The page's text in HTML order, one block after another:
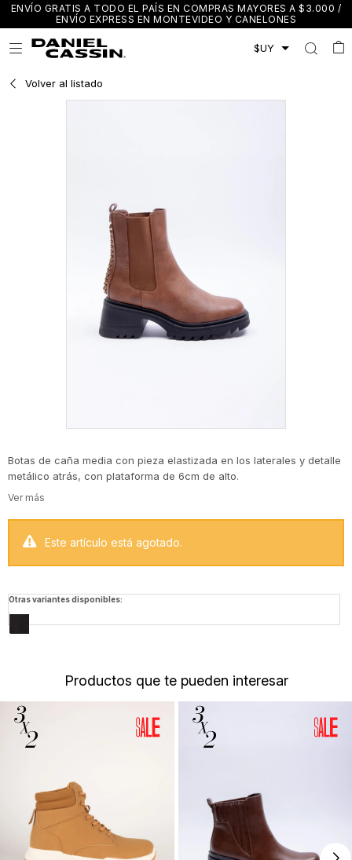
ENVÍO GRATIS A TODO EL PAÍS EN COMPRAS MAYORES A $3.000 /
ENVÍO EXPRESS EN MONTEVIDEO Y CANELONES

Volver al listado
Botas de caña media con pieza elastizada en los laterales y detalle
metálico atrás, con plataforma de 6cm de alto.
Este artículo está agotado.
Otras variantes disponibles:
Productos que te pueden interesar